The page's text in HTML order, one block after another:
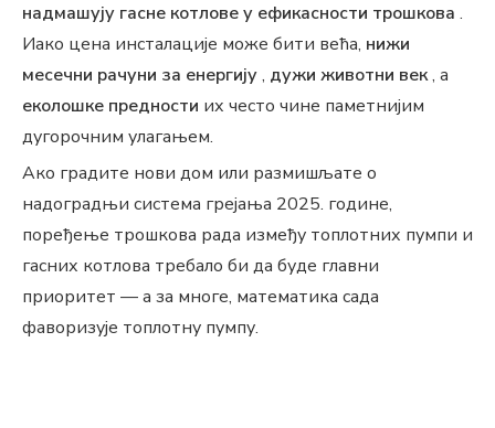
надмашују гасне котлове у ефикасности трошкова .
Иако цена инсталације може бити већа, нижи
месечни рачуни за енергију, дужи животни век, а
еколошке предности их често чине паметнијим
дугорочним улагањем.
Ако градите нови дом или размишљате о
надоградњи система грејања 2025. године,
поређење трошкова рада између топлотних пумпи и
гасних котлова требало би да буде главни
приоритет — а за многе, математика сада
фаворизује топлотну пумпу.